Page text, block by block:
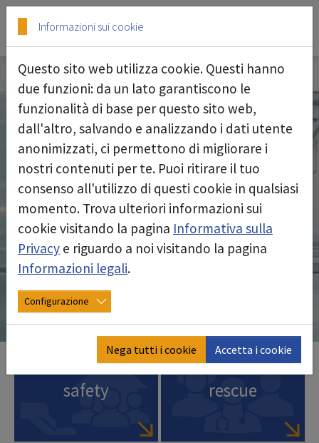
Skip to main content
Skip to page footer
safety rescue
Informazioni sui cookie
Questo sito web utilizza cookie. Questi hanno
due funzioni: da un lato garantiscono le
funzionalità di base per questo sito web,
dall'altro, salvando e analizzando i dati utente
anonimizzati, ci permettono di migliorare i
nostri contenuti per te. Puoi ritirare il tuo
consenso all'utilizzo di questi cookie in qualsiasi
momento. Trova ulteriori informazioni sui
cookie visitando la pagina Informativa sulla
Privacy e riguardo a noi visitando la pagina
Informazioni legali.
Configurazione
Nega tutti i cookie Accetta i cookie